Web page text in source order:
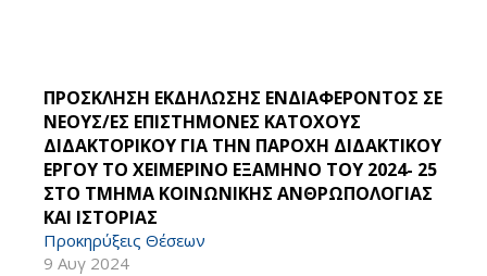
ΠΡΟΣΚΛΗΣΗ ΕΚΔΗΛΩΣΗΣ ΕΝΔΙΑΦΕΡΟΝΤΟΣ ΣΕ
ΝΕΟΥΣ/ΕΣ ΕΠΙΣΤΗΜΟΝΕΣ ΚΑΤΟΧΟΥΣ
ΔΙΔΑΚΤΟΡΙΚΟΥ ΓΙΑ ΤΗΝ ΠΑΡΟΧΗ ΔΙΔΑΚΤΙΚΟΥ
ΕΡΓΟΥ ΤΟ ΧΕΙΜΕΡΙΝΟ ΕΞΑΜΗΝΟ ΤΟΥ 2024- 25
ΣΤΟ ΤΜΗΜΑ ΚΟΙΝΩΝΙΚΗΣ ΑΝΘΡΩΠΟΛΟΓΙΑΣ
ΚΑΙ ΙΣΤΟΡΙΑΣ
Προκηρύξεις Θέσεων
9 Αυγ 2024